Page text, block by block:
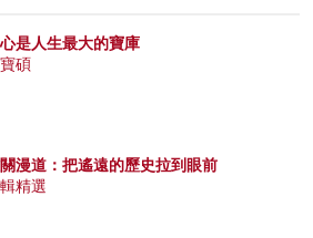
是人生最大的寶庫
碩
漫道：把遙遠的歷史拉到眼前
精選